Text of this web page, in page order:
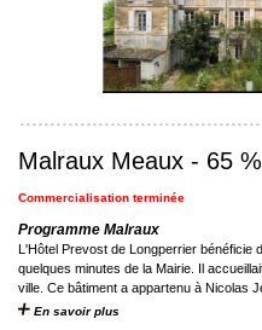
Malraux Meaux - 65
Commercialisation terminée
Programme Malraux
L'Hôtel Prevost de Longperrier bénéficie
quelques minutes de la Mairie. Il
ville. Ce bâtiment a appartenu à Nicolas
conseiller du Roi Louis ...
En savoir plus